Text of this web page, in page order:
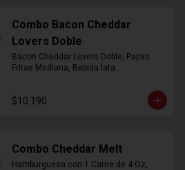
Combo Bacon Cheddar
Lovers Doble
Bacon Cheddar Lovers Doble, Papas
Fritas Mediana, Bebida lata.
$10.190
Combo Cheddar Melt
Hamburguesa con 1 Carne de 4 Oz,